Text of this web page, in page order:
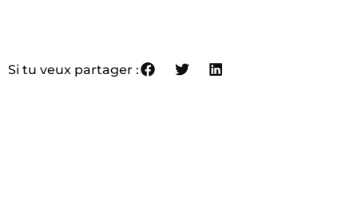
Si tu veux partager :